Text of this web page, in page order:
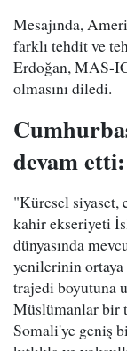
Mesajında,
farklı tehdit ve
Erdoğan, MAS-
olmasını diledi.
devam etti:
"Küresel siyaset,
kahir ekseriyeti
dünyasında
yenilerinin ortaya
trajedi boyutuna
Müslümanlar bir
Somali'ye geniş